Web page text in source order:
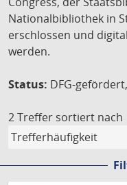
Nationalbibliothek in
erschlossen und
werden.
Status: DFG-
2 Treffer sortiert nach